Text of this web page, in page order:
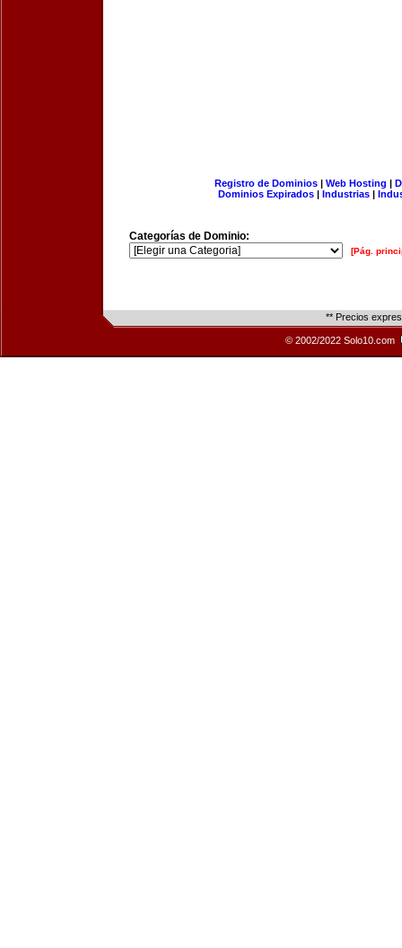
Registro de Dominios| Web Hosting |
Dominios Expirados | Industrias |
Categorías de Dominio:
[Pág.
** Precios
© 2002/2022 Solo10.com